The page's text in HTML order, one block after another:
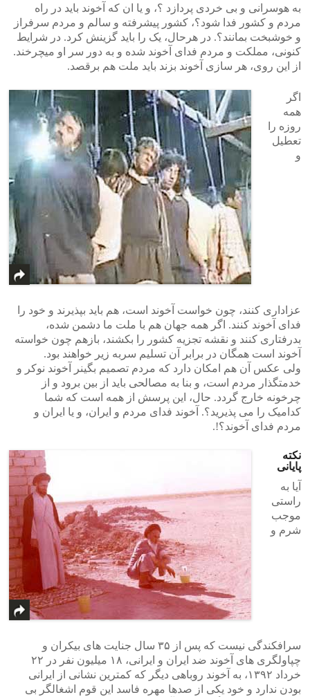
به هوسرانی و بی خردی پردازد ؟، و یا ان که آخوند باید در راه
مردم و کشور فدا شود؟، کشور پیشرفته و سالم و مردم سرفراز
و خوشبخت بمانند؟. در هرحال، یک را باید گزینش کرد. در شرایط
کنونی، مملکت و مردم فدای آخوند شده و به دور سر او میچرخند.
از این روی، هر سازی آخوند بزند باید ملت هم برقصد.
اگر
همه
روزه را
تعطیل
و
عزاداری کنند، چون خواست آخوند است، هم باید بپذیرند و خود را
فدای آخوند کنند. اگر همه جهان هم با ملت ما دشمن شده،
بدرفتاری کنند و نقشه تجزیه کشور را بکشند، بازهم چون خواسته
آخوند است همگان در برابر آن تسلیم سربه زیر خواهند بود.
ولی عکس آن هم امکان دارد که مردم تصمیم بگینر آخوند نوکر و
خدمتگذار مردم است، و بنا به مصالحی باید از بین برود و از
چرخونه خارج گردد. حال، این پرسش از همه است که شما
کدامیک را می پذیرید؟. آخوند فدای مردم و ایران، و یا ایران و
مردم فدای آخوند؟!.
نکته
پایانی
آیا به
راستی
موجب
شرم و
سرافکندگی نیست که پس از ۳۵ سال جنایت های بیکران و
چپاولگری های آخوند ضد ایران و ایرانی، ۱۸ میلیون نفر در ۲۲
خرداد ۱۳۹۲، به آخوند روباهی دیگر که کمترین نشانی از ایرانی
بودن ندارد و خود یکی از صدها مهره فاسد این قوم اشغالگر بی